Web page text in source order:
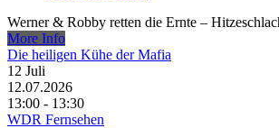
Werner & Robby retten die Ernte –
More Info
Die heiligen Kühe der Mafia
12 Juli
12.07.2026
13:00 - 13:30
WDR Fernsehen